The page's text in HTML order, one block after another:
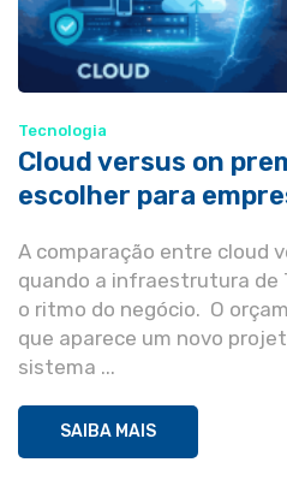
Tecnologia
Cloud versus on
escolher para
A comparação entre cloud
quando a infraestrutura de
o ritmo do negócio. O
que aparece um novo
sistema ...
SAIBA MAIS